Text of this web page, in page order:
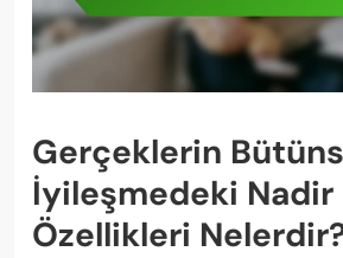
Gerçeklerin
İyileşmedeki Nadir
Özellikleri